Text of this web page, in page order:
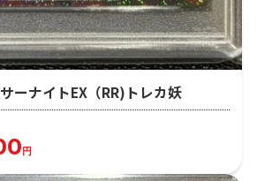
ーナイトEX（RR)トレカ妖
円